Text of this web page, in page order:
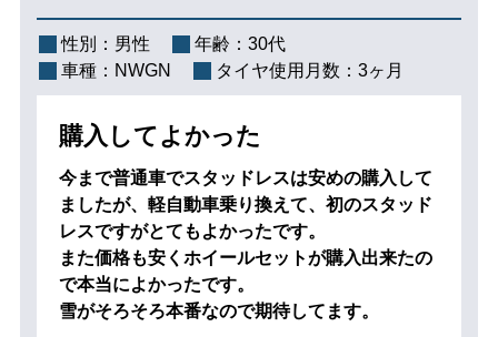
性別： 男性 年齢： 30代
車種： NWGN タイヤ使用月数： 3ヶ月
購入してよかった
今まで普通車でスタッドレスは安めの購入して
ましたが、軽自動車乗り換えて、初のスタッド
レスですがとてもよかったです。
また価格も安くホイールセットが購入出来たの
で本当によかったです。
雪がそろそろ本番なので期待してます。